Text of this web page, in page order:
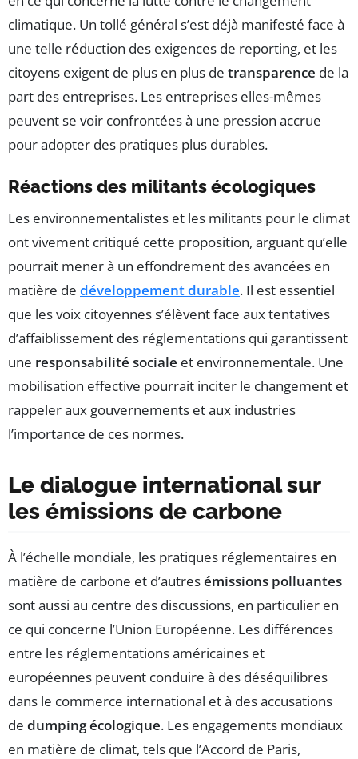
climatique. Un tollé général s’est déjà manifesté face à
une telle réduction des exigences de reporting, et les
citoyens exigent de plus en plus de transparence de la
part des entreprises. Les entreprises elles-mêmes
peuvent se voir confrontées à une pression accrue
pour adopter des pratiques plus durables.
Réactions des militants écologiques
Les environnementalistes et les militants pour le climat
ont vivement critiqué cette proposition, arguant qu’elle
pourrait mener à un effondrement des avancées en
matière de développement durable. Il est essentiel
que les voix citoyennes s’élèvent face aux tentatives
d’affaiblissement des réglementations qui garantissent
une responsabilité sociale et environnementale. Une
mobilisation effective pourrait inciter le changement et
rappeler aux gouvernements et aux industries
l’importance de ces normes.
Le dialogue international sur
les émissions de carbone
À l’échelle mondiale, les pratiques réglementaires en
matière de carbone et d’autresémissions polluantes
sont aussi au centre des discussions, en particulier en
ce qui concerne l’Union Européenne. Les différences
entre les réglementations américaines et
européennes peuvent conduire à des déséquilibres
dans le commerce international et à des accusations
de dumping écologique. Les engagements mondiaux
en matière de climat, tels que l’Accord de Paris,